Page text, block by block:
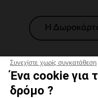
Συνεχίστε χωρίς συγκατάθεση
Ένα cookie για
δρόμο ?
Η